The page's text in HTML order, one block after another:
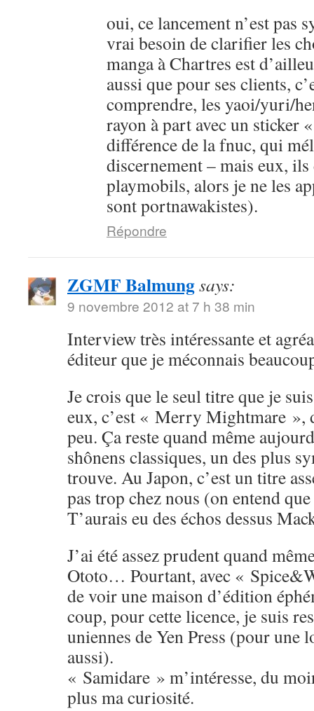
oui, ce lancement n’est pas
vrai besoin de clarifier les
manga à Chartres est
aussi que pour ses clients,
comprendre, les yaoi/yuri/
rayon à part avec un sticker
différence de la fnuc, qui
discernement – mais eux, ils
playmobils, alors je ne les
sont portnawakistes).
Répondre
ZGMF Balmungsays:
9 novembre 2012 at 7 h 38 min
Interview très intéressante et
éditeur que je méconnais
Je crois que le seul titre que je
eux, c’est « Merry Mightmare »,
peu. Ça reste quand même
shônens classiques, un des plus
trouve. Au Japon, c’est un titre
pas trop chez nous (on entend
T’aurais eu des échos dessus
J’ai été assez prudent quand
Ototo… Pourtant, avec «
de voir une maison d’édition
coup, pour cette licence, je suis
uniennes de Yen Press (pour une
aussi).
« Samidare » m’intéresse, du
plus ma curiosité.